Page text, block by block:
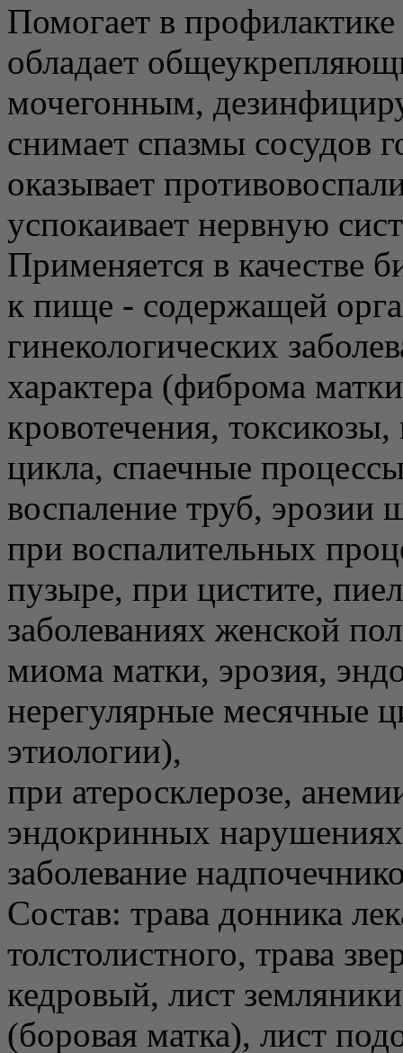
Помогает в
обладает
мочегонным,
снимает спазмы сосудов
оказывает
успокаивает нервную
Применяется в качестве
к пище - содержащей
гинекологических
характера (фиброма
кровотечения,
цикла, спаечные
воспаление труб, эрозии
при воспалительных
пузыре, при цистите,
заболеваниях женской
миома матки, эрозия,
нерегулярные месячные
этиологии),
при атеросклерозе,
эндокринных
заболевание
Состав: трава донника
толстолистного, трава
кедровый, лист
(боровая матка), лист